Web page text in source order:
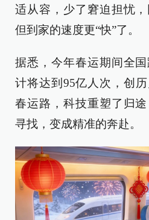
适从容，少了窘迫担忧
但到家的速度更“快”了。
据悉，今年春运期间全
计将达到95亿人次，创
春运路，科技重塑了归
寻找，变成精准的奔赴。